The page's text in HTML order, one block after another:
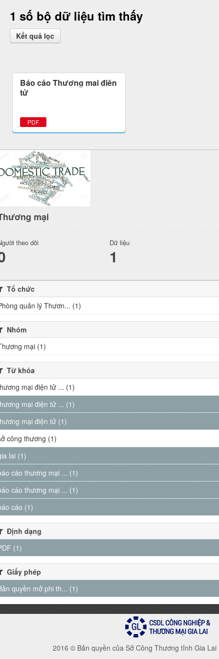
1 số bộ dữ liệu tìm thấy
Kết quả lọc
Báo cáo Thương mại điện
tử
PDF
mại
theo dõi Dữ liệu
1
Tổ chức
quản lý Thươn... (1)
Nhóm
mại (1)
Từ khóa
mại điện tử ... (1)
mại điện tử ... (1)
mại điện tử (1)
công thương (1)
lai (1)
cáo thương mại ... (1)
cáo thương mại ... (1)
cáo (1)
Định dạng
(1)
Giấy phép
quyền mở phi th... (1)
2016 © Bản quyền của Sở Công Thương tỉnh Gia Lai